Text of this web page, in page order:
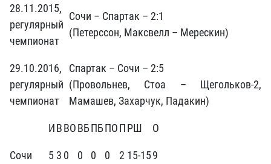
28.11.2015,
регулярный
чемпионат
Сочи – Спартак – 2:1
(Петерссон, Максвелл – Мерескин)
29.10.2016,
регулярный
чемпионат
Спартак – Сочи – 2:5
(Провольнев, Стоа – Щегольков-2,
Мамашев, Захарчук, Падакин)
ИВВОВБПБПОПРШ О
Сочи 5 3 0 0 0 0 2 15-159